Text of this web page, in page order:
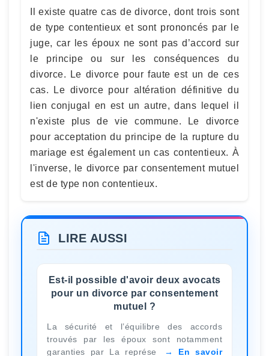
Il existe quatre cas de divorce, dont trois sont
de type contentieux et sont prononcés par le
juge, car les époux ne sont pas d’accord sur
le principe ou sur les conséquences du
divorce. Le divorce pour faute est un de ces
cas. Le divorce pour altération définitive du
lien conjugal en est un autre, dans lequel il
n'existe plus de vie commune. Le divorce
pour acceptation du principe de la rupture du
mariage est également un cas contentieux. À
l'inverse, le divorce par consentement mutuel
est de type non contentieux.
LIRE AUSSI
Est-il possible d'avoir deux avocats
pour un divorce par consentement
mutuel ?
La sécurité et l’équilibre des accords
trouvés par les époux sont notamment
garanties par La représe
En savoir